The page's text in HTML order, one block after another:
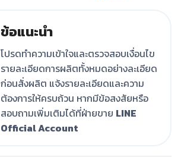
ข้อแนะนำ
โปรดทำความเข้าใจและตรวจสอบเงื่อนไข
รายละเอียดการผลิตทั้งหมดอย่างละเอียด
ก่อนสั่งผลิต แจ้งรายละเอียดและความ
ต้องการให้ครบถ้วน หากมีข้อสงสัยหรือ
สอบถามเพิ่มเติมได้ที่ฝ่ายขาย LINE
Official Account